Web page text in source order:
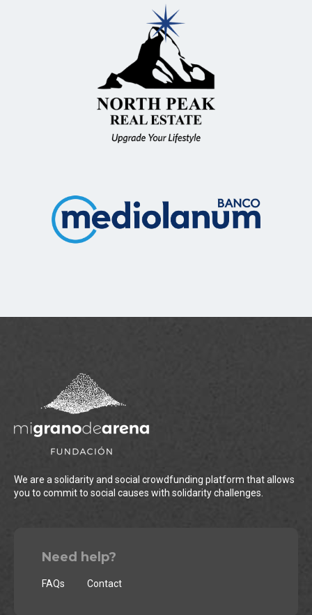
We are a solidarity and social crowdfunding platform that allows
you to commit to social causes with solidarity challenges.
Need help?
FAQs Contact